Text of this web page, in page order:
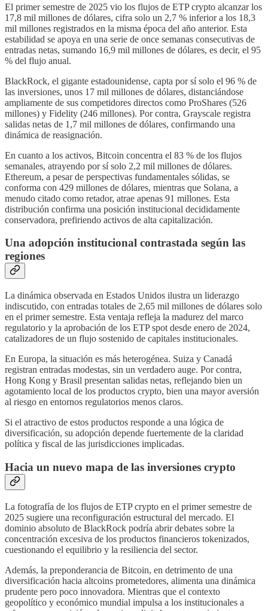
El primer semestre de 2025 vio los flujos de ETP crypto alcanzar los
17,8 mil millones de dólares, cifra solo un 2,7 % inferior a los 18,3
mil millones registrados en la misma época del año anterior. Esta
estabilidad se apoya en una serie de once semanas consecutivas de
entradas netas, sumando 16,9 mil millones de dólares, es decir, el 95
% del flujo anual.
BlackRock, el gigante estadounidense, capta por sí solo el 96 % de
las inversiones, unos 17 mil millones de dólares, distanciándose
ampliamente de sus competidores directos como ProShares (526
millones) y Fidelity (246 millones). Por contra, Grayscale registra
salidas netas de 1,7 mil millones de dólares, confirmando una
dinámica de reasignación.
En cuanto a los activos, Bitcoin concentra el 83 % de los flujos
semanales, atrayendo por sí solo 2,2 mil millones de dólares.
Ethereum, a pesar de perspectivas fundamentales sólidas, se
conforma con 429 millones de dólares, mientras que Solana, a
menudo citado como retador, atrae apenas 91 millones. Esta
distribución confirma una posición institucional decididamente
conservadora, prefiriendo activos de alta capitalización.
Una adopción institucional contrastada según las
regiones
La dinámica observada en Estados Unidos ilustra un liderazgo
indiscutido, con entradas totales de 2,65 mil millones de dólares solo
en el primer semestre. Esta ventaja refleja la madurez del marco
regulatorio y la aprobación de los ETP spot desde enero de 2024,
catalizadores de un flujo sostenido de capitales institucionales.
En Europa, la situación es más heterogénea. Suiza y Canadá
registran entradas modestas, sin un verdadero auge. Por contra,
Hong Kong y Brasil presentan salidas netas, reflejando bien un
agotamiento local de los productos crypto, bien una mayor aversión
al riesgo en entornos regulatorios menos claros.
Si el atractivo de estos productos responde a una lógica de
diversificación, su adopción depende fuertemente de la claridad
política y fiscal de las jurisdicciones implicadas.
Hacia un nuevo mapa de las inversiones crypto
La fotografía de los flujos de ETP crypto en el primer semestre de
2025 sugiere una reconfiguración estructural del mercado. El
dominio absoluto de BlackRock podría abrir debates sobre la
concentración excesiva de los productos financieros tokenizados,
cuestionando el equilibrio y la resiliencia del sector.
Además, la preponderancia de Bitcoin, en detrimento de una
diversificación hacia altcoins prometedores, alimenta una dinámica
prudente pero poco innovadora. Mientras que el contexto
geopolítico y económico mundial impulsa a los institucionales a